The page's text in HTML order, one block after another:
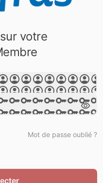
votre
Mot de passe oublié ?